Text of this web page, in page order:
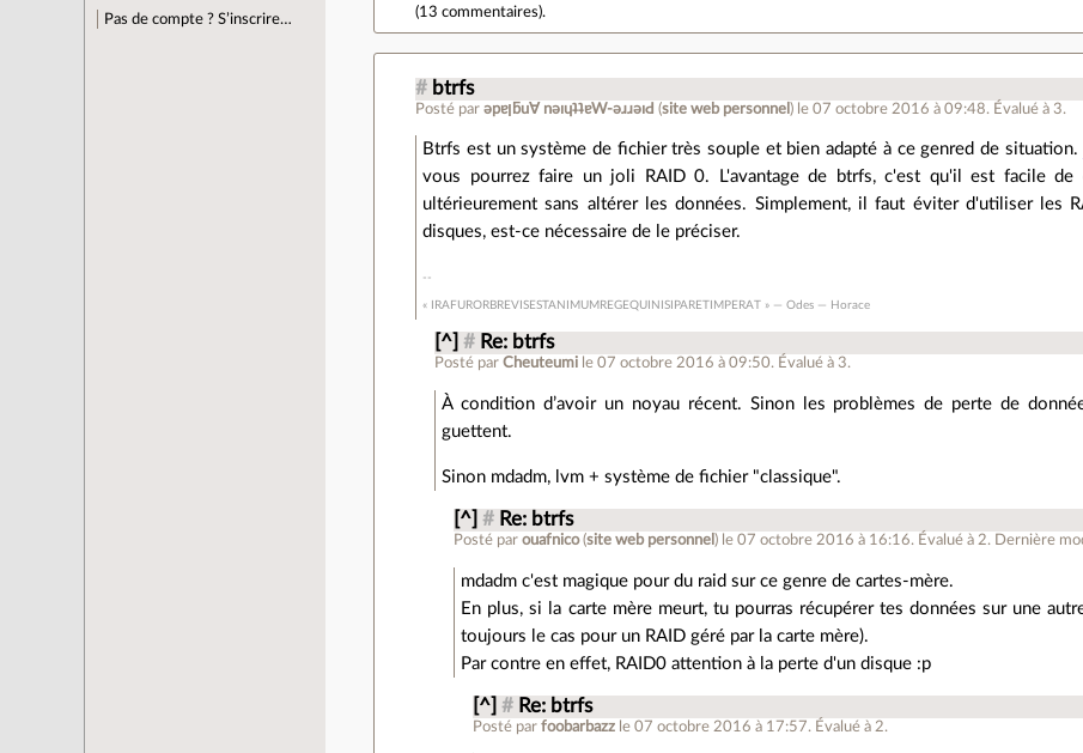
Pas de compte ? S’inscrire… (13 commentaires).
# btrfs
Posté par ǝpɐןƃu∀ nǝıɥʇʇɐW-ǝɹɹǝıԀ (site web personnel ) le 07 octobre 2016 à 09:48. Évalué à 3.
Btrfs est un système de fichier très souple et bien adapté à ce genred de situation.
vous pourrez faire un joli RAID 0. L'avantage de btrfs, c'est qu'il est facile de
ultérieurement sans altérer les données. Simplement, il faut éviter d'utiliser les
disques, est-ce nécessaire de le préciser.
« IRAFURORBREVISESTANIMUMREGEQUINISIPARETIMPERAT » — Odes — Horace
[^] # Re: btrfs
Posté parCheuteumi le 07 octobre 2016 à 09:50. Évalué à 3.
À condition d’avoir un noyau récent. Sinon les problèmes de perte de
guettent.
Sinon mdadm, lvm + système de fichier "classique".
[^] # Re: btrfs
Posté parouafnico(site web personnel ) le 07 octobre 2016 à 16:16. Évalué à 2. Dernière
mdadm c'est magique pour du raid sur ce genre de cartes-mère.
En plus, si la carte mère meurt, tu pourras récupérer tes données sur une
toujours le cas pour un RAID géré par la carte mère).
Par contre en effet, RAID0 attention à la perte d'un disque :p
[^] # Re: btrfs
Posté parfoobarbazz le 07 octobre 2016 à 17:57. Évalué à 2.